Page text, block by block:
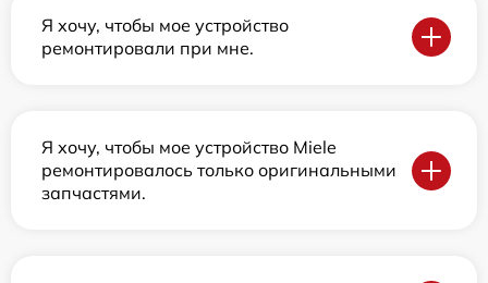
Я хочу, чтобы мое устройство
ремонтировали при мне.
Я хочу, чтобы мое устройство Miele
ремонтировалось только оригинальными
запчастями.